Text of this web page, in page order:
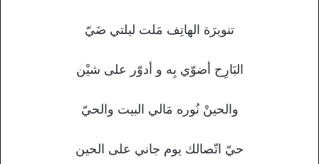
تنويرَة الهاتِف مَلت ليلتي ضَيّ
البَارِح أضوّي بِه و أدوّر على شيْن
والحينْ نُوره مَالي البيت والحيّ
حيّ اتّصالك يوم جاني على الحين